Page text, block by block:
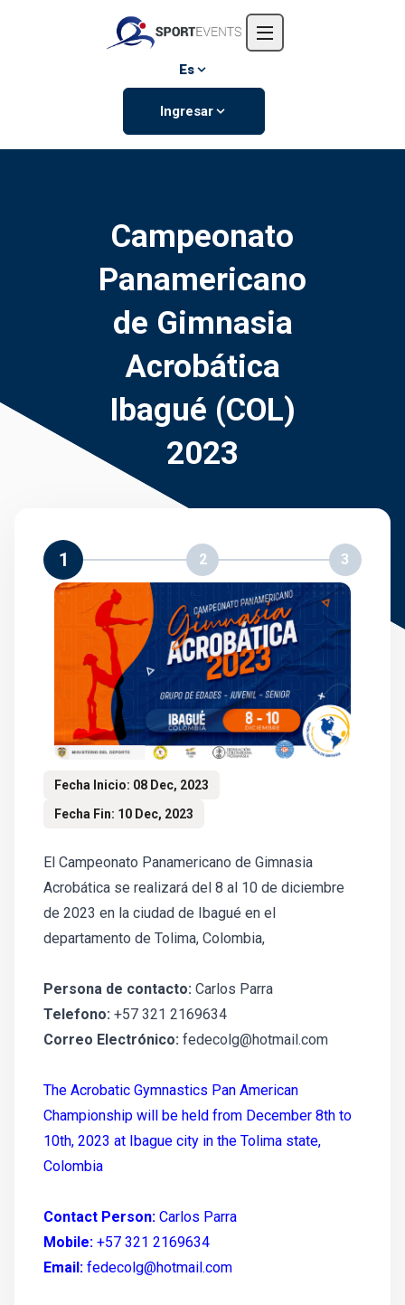
Eventos
Es
Ingresar
Campeonato
Panamericano
de Gimnasia
Acrobática
Ibagué (COL)
2023
1 2 3
Fecha Inicio: 08 Dec, 2023
Fecha Fin: 10 Dec, 2023
El Campeonato Panamericano de Gimnasia
Acrobática se realizará del 8 al 10 de diciembre
de 2023 en la ciudad de Ibagué en el
departamento de Tolima, Colombia,
Persona de contacto: Carlos Parra
Telefono: +57 321 2169634
Correo Electrónico: fedecolg@hotmail.com
The Acrobatic Gymnastics Pan American
Championship will be held from December 8th to
10th, 2023 at Ibague city in the Tolima state,
Colombia
Contact Person: Carlos Parra
Mobile: +57 321 2169634
Email: fedecolg@hotmail.com